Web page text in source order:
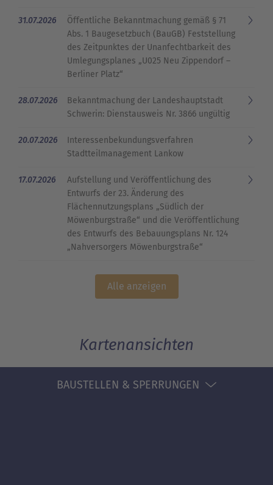
31.07.2026
Öffentliche Bekanntmachung gemäß § 71
Abs. 1 Baugesetzbuch (BauGB) Feststellung
des Zeitpunktes der Unanfechtbarkeit des
Umlegungsplanes „U025 Neu Zippendorf –
Berliner Platz“
28.07.2026
Bekanntmachung der Landeshauptstadt
Schwerin: Dienstausweis Nr. 3866 ungültig
20.07.2026
Interessenbekundungsverfahren
Stadtteilmanagement Lankow
17.07.2026
Aufstellung und Veröffentlichung des
Entwurfs der 23. Änderung des
Flächennutzungsplans „Südlich der
Möwenburgstraße“ und die Veröffentlichung
des Entwurfs des Bebauungsplans Nr. 124
„Nahversorgers Möwenburgstraße“
Alle anzeigen
Kartenansichten
BAUSTELLEN & SPERRUNGEN